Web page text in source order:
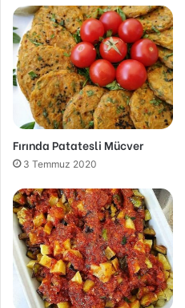
Fırında Patatesli Mücver
3 Temmuz 2020